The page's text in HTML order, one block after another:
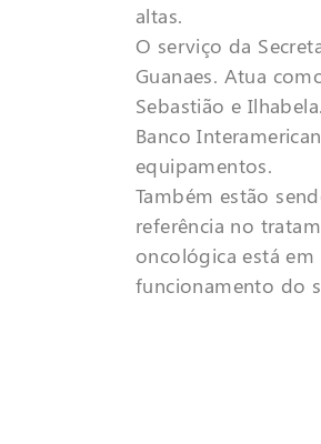
altas.
O serviço da
Guanaes. Atua
Sebastião e
Banco
equipamentos.
Também estão
referência no
oncológica está
funcionamento do